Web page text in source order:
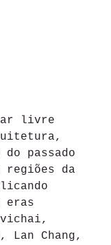
ar livre
passado
regiões da
eras
Lan Chang,